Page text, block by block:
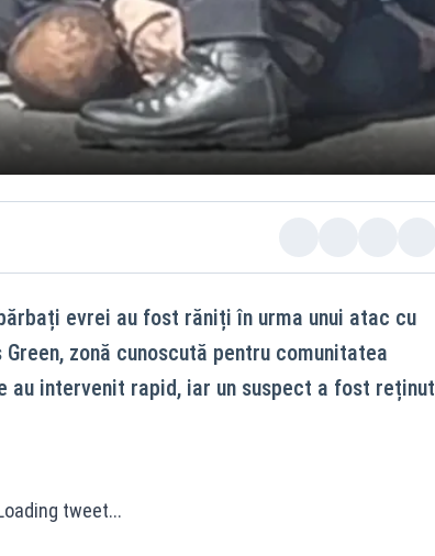
evrei au fost răniți în urma unui atac cu
zonă cunoscută pentru comunitatea
au intervenit rapid, iar un suspect a fost reținut
tweet...